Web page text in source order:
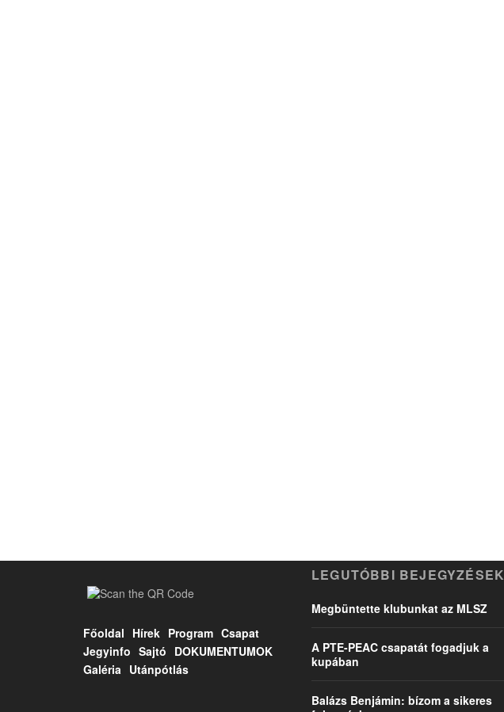
Főoldal Hírek Program Csapat
Jegyinfo Sajtó DOKUMENTUMOK
Galéria Utánpótlás
LEGUTÓBBI BEJEGYZÉSEK
Megbüntette klubunkat az MLSZ
A PTE-PEAC csapatát fogadjuk a
kupában
Balázs Benjámin: bízom a sikeres